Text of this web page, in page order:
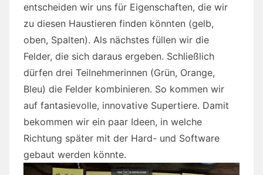
entscheiden wir uns für Eigenschaften, die wir
zu diesen Haustieren finden könnten (gelb,
oben, Spalten). Als nächstes füllen wir die
Felder, die sich daraus ergeben. Schließlich
dürfen drei Teilnehmerinnen (Grün, Orange,
Bleu) die Felder kombinieren. So kommen wir
auf fantasievolle, innovative Supertiere. Damit
bekommen wir ein paar Ideen, in welche
Richtung später mit der Hard- und Software
gebaut werden könnte.